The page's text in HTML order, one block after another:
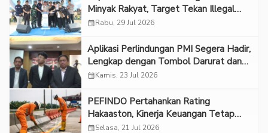
Minyak Rakyat, Target Tekan Illegal
Drilling
calendar_monthRabu, 29 Jul 2026
Aplikasi Perlindungan PMI Segera Hadir,
Lengkap dengan Tombol Darurat dan
Bantuan Hukum
calendar_monthKamis, 23 Jul 2026
PEFINDO Pertahankan Rating
Hakaaston, Kinerja Keuangan Tetap
Solid
calendar_monthSelasa, 21 Jul 2026